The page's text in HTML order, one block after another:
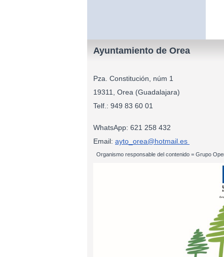
Ayuntamiento de Orea
Pza. Constitución, núm 1
19311, Orea (Guadalajara)
Telf.: 949 83
WhatsApp: 621 258 432
Email: ayto_orea@hotmail.es
Organismo responsable del contenido = Grupo